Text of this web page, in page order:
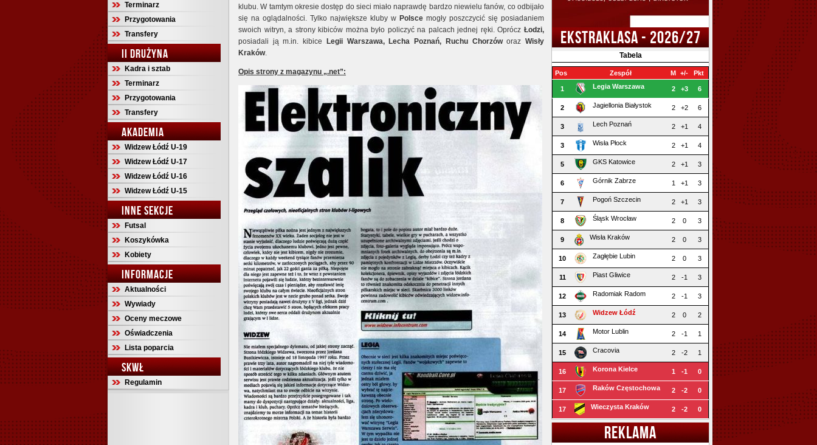
Terminarz
Przygotowania
Transfery
II DRUŻYNA
Kadra i sztab
Terminarz
Przygotowania
Transfery
AKADEMIA
Widzew Łódź U-19
Widzew Łódź U-17
Widzew Łódź U-16
Widzew Łódź U-15
INNE SEKCJE
Futsal
Koszykówka
Kobiety
INFORMACJE
Aktualności
Wywiady
Oceny meczowe
Oświadczenia
Lista poparcia
SKWŁ
Regulamin
klubu. W tamtym okresie dostęp do sieci miało naprawdę bardzo niewielu fanów, co odbijało
się na oglądalności. Tylko największe kluby w Polsce mogły poszczycić się posiadaniem
swoich witryn, a strony kibiców można było policzyć na palcach jednej ręki. Oprócz Łodzi,
posiadali ją m.in. kibice
Legii Warszawa, Lecha Poznań, Ruchu ChorzóworazWisły
Kraków.
Opis strony z magazynu „.net”:
EKSTRAKLASA - 2026/27
Tabela
Pos Zespół M +/- Pkt
1 Legia Warszawa 2 +3 6
2 Jagiellonia Białystok 2 +2 6
3 Lech Poznań 2 +1 4
3 Wisła Płock 2 +1 4
5 GKS Katowice 2 +1 3
6 Górnik Zabrze 1 +1 3
7 Pogoń Szczecin 2 +1 3
8 Śląsk Wrocław 2 0 3
9 Wisła Kraków 2 0 3
10 Zagłębie Lubin 2 0 3
11 Piast Gliwice 2 -1 3
12 Radomiak Radom 2 -1 3
13 Widzew Łódź 2 0 2
14 Motor Lublin 2 -1 1
15 Cracovia 2 -2 1
16 Korona Kielce 1 -1 0
17 Raków Częstochowa 2 -2 0
17 Wieczysta Kraków 2 -2 0
REKLAMA